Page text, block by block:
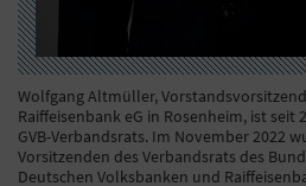
Wolfgang Altmüller,
Raiffeisenbank eG in Rosenheim, ist seit
GVB-Verbandsrats. Im November 2022
Vorsitzenden des Verbandsrats des
Deutschen Volksbanken und